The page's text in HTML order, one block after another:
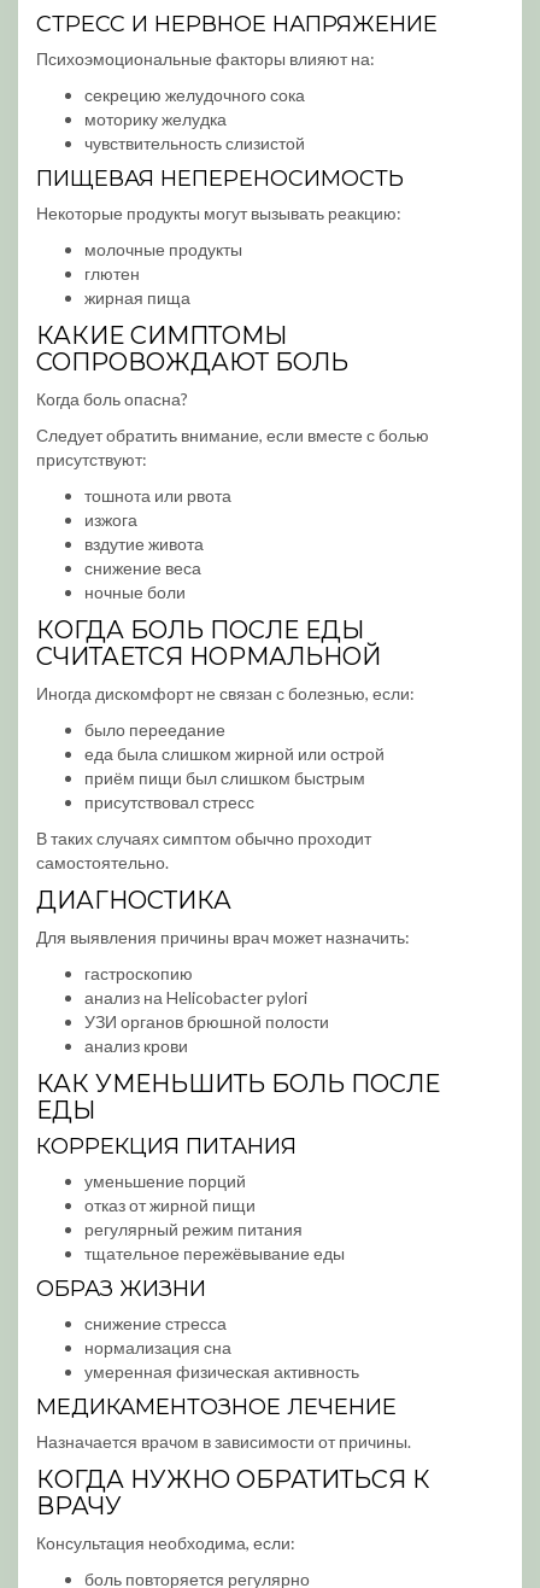
СТРЕСС И НЕРВНОЕ НАПРЯЖЕНИЕ
Психоэмоциональные факторы влияют на:
секрецию желудочного сока
моторику желудка
чувствительность слизистой
ПИЩЕВАЯ НЕПЕРЕНОСИМОСТЬ
Некоторые продукты могут вызывать реакцию:
молочные продукты
глютен
жирная пища
КАКИЕ СИМПТОМЫ
СОПРОВОЖДАЮТ БОЛЬ
Когда боль опасна?
Следует обратить внимание, если вместе с болью
присутствуют:
тошнота или рвота
изжога
вздутие живота
снижение веса
ночные боли
КОГДА БОЛЬ ПОСЛЕ ЕДЫ
СЧИТАЕТСЯ НОРМАЛЬНОЙ
Иногда дискомфорт не связан с болезнью, если:
было переедание
еда была слишком жирной или острой
приём пищи был слишком быстрым
присутствовал стресс
В таких случаях симптом обычно проходит
самостоятельно.
ДИАГНОСТИКА
Для выявления причины врач может назначить:
гастроскопию
анализ на Helicobacter pylori
УЗИ органов брюшной полости
анализ крови
КАК УМЕНЬШИТЬ БОЛЬ ПОСЛЕ
ЕДЫ
КОРРЕКЦИЯ ПИТАНИЯ
уменьшение порций
отказ от жирной пищи
регулярный режим питания
тщательное пережёвывание еды
ОБРАЗ ЖИЗНИ
снижение стресса
нормализация сна
умеренная физическая активность
МЕДИКАМЕНТОЗНОЕ ЛЕЧЕНИЕ
Назначается врачом в зависимости от причины.
КОГДА НУЖНО ОБРАТИТЬСЯ К
ВРАЧУ
Консультация необходима, если:
боль повторяется регулярно